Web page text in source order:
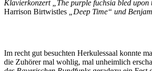
Klavierkonzert „The purple fuchsia bled
Harrison Birtwistles „Deep Time“ und
Im recht gut besuchten Herkulessaal konnte
die Zuhörer mal wohlig, mal unheimlich